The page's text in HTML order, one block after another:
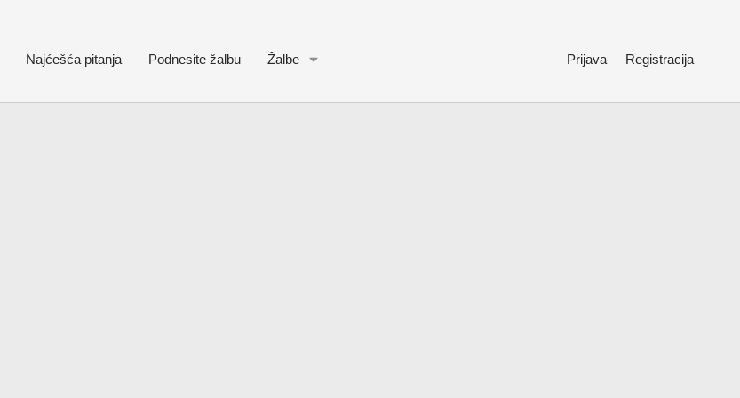
Najćešća pitanja Podnesite žalbu Žalbe Prijava Registracija